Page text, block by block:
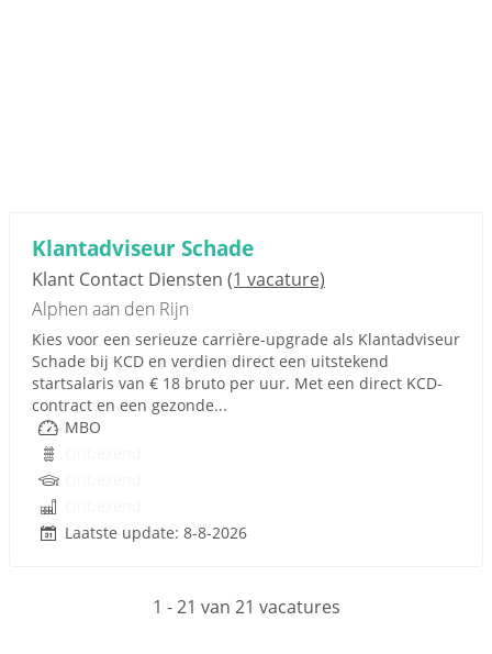
Klantadviseur Schade
Klant Contact Diensten (1 vacature)
Alphen aan den Rijn
Kies voor een serieuze carrière-upgrade als Klantadviseur
Schade bij KCD en verdien direct een uitstekend
startsalaris van € 18 bruto per uur. Met een direct KCD-
contract en een gezonde...
MBO
Laatste update: 8-8-2026
1 - 21 van 21 vacatures